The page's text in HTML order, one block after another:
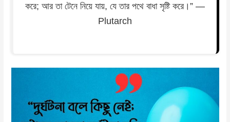
করে; আর তা টেনে নিয়ে যায়, যে তার পথে বাধা সৃষ্টি করে।” —
Plutarch